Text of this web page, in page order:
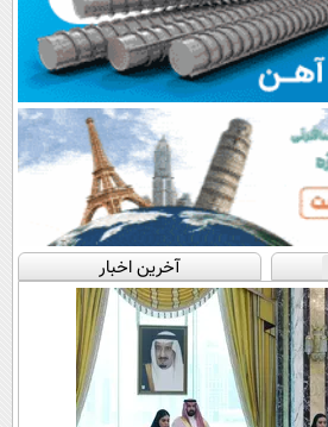
آخرین اخبار